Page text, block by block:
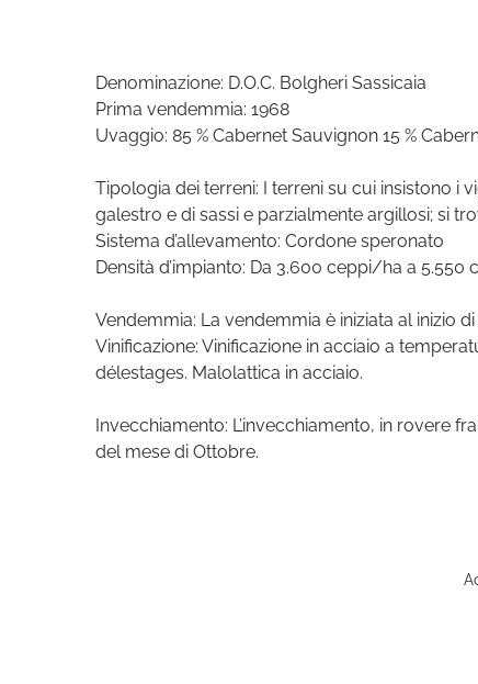
Denominazione: D.O.C. Bolgheri Sassicaia
Prima vendemmia: 1968
Uvaggio: 85 % Cabernet Sauvignon 15 %
Tipologia dei terreni: I terreni su cui insistono i
galestro e di sassi e parzialmente argillosi; si
Sistema d’allevamento: Cordone speronato
Densità d’impianto: Da 3.600 ceppi/ha a
Vendemmia: La vendemmia è iniziata al inizio
Vinificazione: Vinificazione in acciaio a
délestages. Malolattica in acciaio.
Invecchiamento: L’invecchiamento, in rovere
del mese di Ottobre.